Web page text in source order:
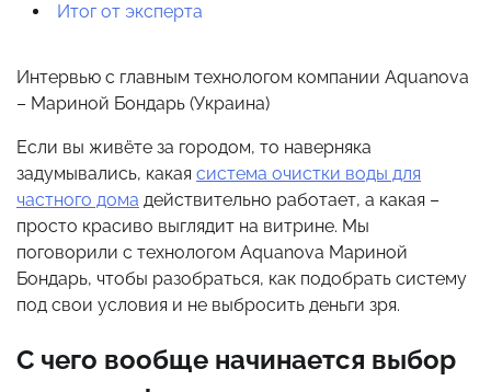
Итог от эксперта
Интервью с главным технологом компании Aquanova
– Мариной Бондарь (Украина)
Если вы живёте за городом, то наверняка
задумывались, какая система очистки воды для
частного дома действительно работает, а какая –
просто красиво выглядит на витрине. Мы
поговорили с технологом Aquanova Мариной
Бондарь, чтобы разобраться, как подобрать систему
под свои условия и не выбросить деньги зря.
С чего вообще начинается выбор